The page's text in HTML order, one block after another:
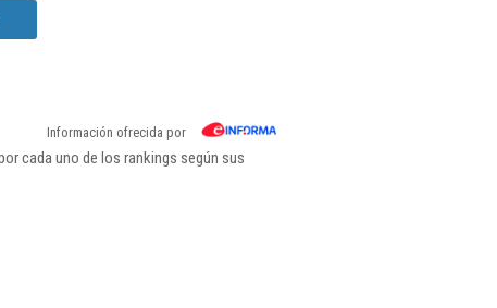
Información ofrecida por
cada uno de los rankings según sus